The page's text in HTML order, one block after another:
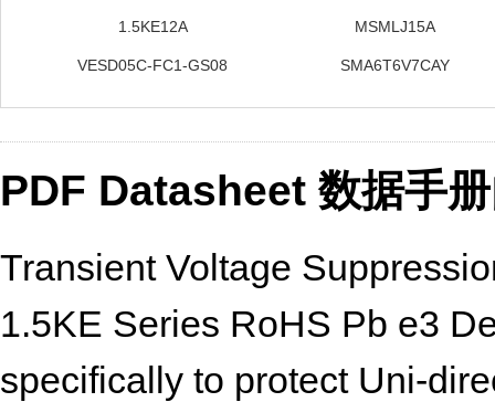
1.5KE12A MSMLJ15A
VESD05C-FC1-GS08 SMA6T6V7CAY
PDF Datasheet 数据手
Transient Voltage
1.5KE Series RoHS Pb e3
specifically to protect Uni-